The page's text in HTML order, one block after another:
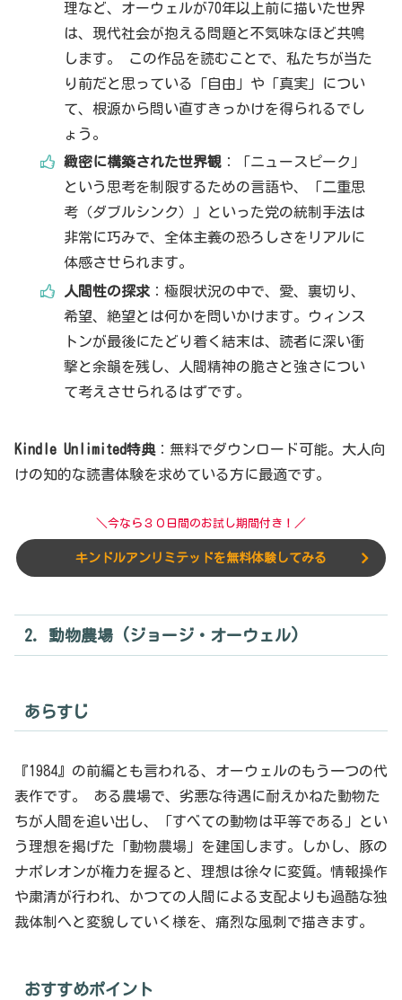
理など、オーウェルが70年以上前に描いた世界
は、現代社会が抱える問題と不気味なほど共鳴
します。 この作品を読むことで、私たちが当た
り前だと思っている「自由」や「真実」につい
て、根源から問い直すきっかけを得られるでし
ょう。
緻密に構築された世界観：「ニュースピーク」
という思考を制限するための言語や、「二重思
考（ダブルシンク）」といった党の統制手法は
非常に巧みで、全体主義の恐ろしさをリアルに
体感させられます。
人間性の探求：極限状況の中で、愛、裏切り、
希望、絶望とは何かを問いかけます。ウィンス
トンが最後にたどり着く結末は、読者に深い衝
撃と余韻を残し、人間精神の脆さと強さについ
て考えさせられるはずです。
Kindle Unlimited特典：無料でダウンロード可能。大人向
けの知的な読書体験を求めている方に最適です。
＼今なら３０日間のお試し期間付き！／
キンドルアンリミテッドを無料体験してみる
2. 動物農場 (ジョージ・オーウェル)
あらすじ
『1984』の前編とも言われる、オーウェルのもう一つの代
表作です。 ある農場で、劣悪な待遇に耐えかねた動物た
ちが人間を追い出し、「すべての動物は平等である」とい
う理想を掲げた「動物農場」を建国します。しかし、豚の
ナポレオンが権力を握ると、理想は徐々に変質。情報操作
や粛清が行われ、かつての人間による支配よりも過酷な独
裁体制へと変貌していく様を、痛烈な風刺で描きます。
おすすめポイント